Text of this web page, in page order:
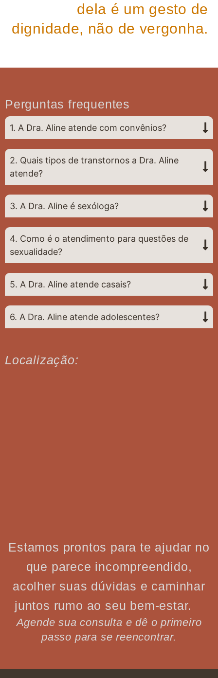
dela é um gesto de
dignidade, não de vergonha.
Perguntas frequentes
1. A Dra. Aline atende com convênios?
2. Quais tipos de transtornos a Dra. Aline
atende?
3. A Dra. Aline é sexóloga?
4. Como é o atendimento para questões de
sexualidade?
5. A Dra. Aline atende casais?
6. A Dra. Aline atende adolescentes?
Localização:
Estamos prontos para te ajudar no
que parece incompreendido,
acolher suas dúvidas e caminhar
juntos rumo ao seu bem-estar.
Agende sua consulta e dê o primeiro
passo para se reencontrar.